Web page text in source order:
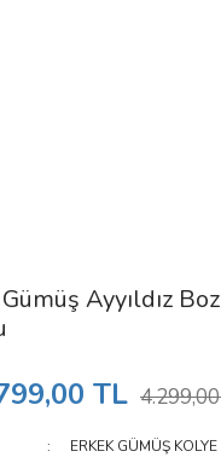
Ayyıldız
TL
ERKEK GÜMÜŞ KOLYE